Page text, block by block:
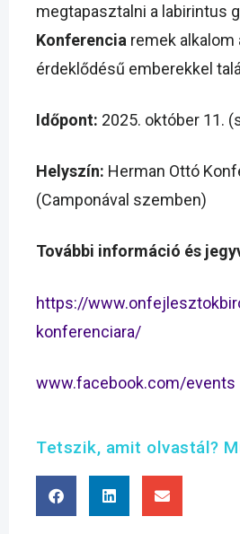
megtapasztalni a labirintus
Konferencia remek alkalom
érdeklődésű emberekkel
Időpont: 2025. október 11.
Helyszín: Herman Ottó
(Camponával szemben)
További információ és
https://
konferenciara/
www.facebook.com/events
Tetszik, amit olvastál?